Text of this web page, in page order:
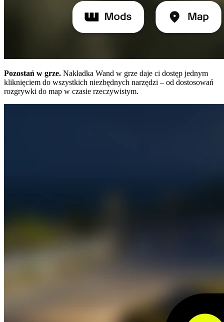
Pozostań w grze. Nakładka Wand w grze daje ci dostęp jednym
kliknięciem do wszystkich niezbędnych narzędzi – od dostosowań
rozgrywki do map w czasie rzeczywistym.